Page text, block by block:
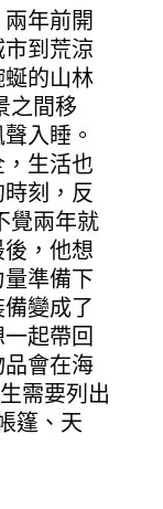
年前開
到荒涼
的山林
之間移
入睡。
生活也
刻，反
覺兩年就
，他想
準備下
變成了
起帶回
會在海
需要列出
篷、天